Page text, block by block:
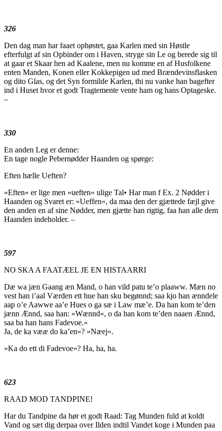
326
Den dag man har faaet ophøstet, gaa Karlen med sin Høstle
efterfulgt af sin Opbinder om i Haven, stryge sin Le og berede sig til
at gaar et Skaar hen ad Kaalene, men nu komme en af Husfolkene
enten Manden, Konen eller Kokkepigen ud med Brændevinsflasken
og dito Glas, og det Syn formilde Karlen, thi nu vanke han bagefter
ind i Huset hvor et godt Tragtemente vente ham og hans Optageske.
–
330
En anden Leg er denne:
En tage nogle Pebernødder Haanden og spørge:
Eften hælle Ueften?
»Eften« er lige men »ueften« ulige Tal• Har man f Ex. 2 Nødder i
Haanden og Svaret er: »Ueffen«, da maa den der gjættede fæjl give
den anden en af sine Nødder, men gjætte han rigtig, faa han alle dem
Haanden indeholder. –
597
NO SKA A FAATÆEL JE EN HISTAARRI
Dæ wa jæn Gaang æn Mand, o han vild patu te’o plaaww. Mæn no
vest han i’aal Værden ett hue han sku begønnd; saa kjo han ænndele
aap o’e Aawwe aa’e Hues o ga sæ i Law mæ’e. Da han kom te’den
jænn Ænnd, saa han: »Wænnd«, o da han kom te’den naaen Ænnd,
saa ba han hans Fadevoe.«
Ja, de ka vææ do ka’en«? »Næej«.
»Ka do ett di Fadevoe«? Ha, ha, ha.
623
RAAD MOD TANDPINE!
Har du Tandpine da hør et godt Raad: Tag Munden fuld at koldt
Vand og sæt dig derpaa over Ilden indtil Vandet koge i Munden paa